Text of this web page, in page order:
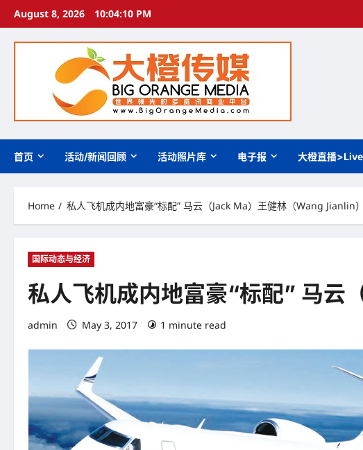
Skip
content
August 8, 2026 10:04:11 PM
首页 活动/新闻回顾 活动照片库 电子报 大橙直播>Live
Home 私人飞机成内地富豪“标配” 马云（Jack Ma）王健林（Wang Jianlin
国际动态与经济
私人飞机成内地富豪“标配” 马
admin May 3, 2017 1 minute read